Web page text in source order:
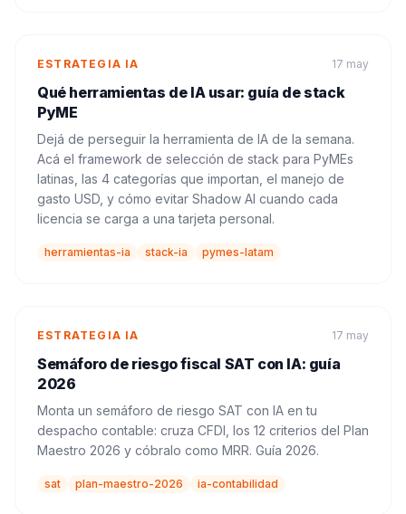
ESTRATEGIA IA 17 may
Qué herramientas de IA usar: guía de stack
PyME
Dejá de perseguir la herramienta de IA de la semana.
Acá el framework de selección de stack para PyMEs
latinas, las 4 categorías que importan, el manejo de
gasto USD, y cómo evitar Shadow AI cuando cada
licencia se carga a una tarjeta personal.
herramientas-ia stack-ia pymes-latam
ESTRATEGIA IA 17 may
Semáforo de riesgo fiscal SAT con IA: guía
2026
Monta un semáforo de riesgo SAT con IA en tu
despacho contable: cruza CFDI, los 12 criterios del Plan
Maestro 2026 y cóbralo como MRR. Guía 2026.
sat plan-maestro-2026 ia-contabilidad